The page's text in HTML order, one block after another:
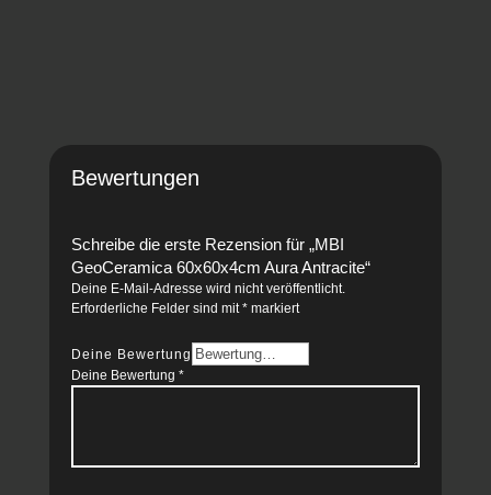
Bewertungen
Schreibe die erste Rezension für „MBI
GeoCeramica 60x60x4cm Aura Antracite“
Deine E-Mail-Adresse wird nicht veröffentlicht.
Erforderliche Felder sind mit*markiert
Deine Bewertung
Deine Bewertung *